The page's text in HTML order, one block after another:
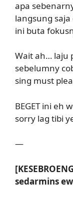
apa
langsung
ini buta
Wait ah… laju
sebelumny
sing must
BEGET ini eh
sorry lag tibi
—
sedarmins